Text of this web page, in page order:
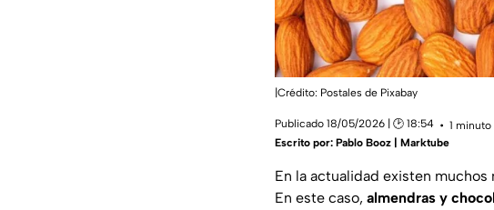
|Crédito: Postales de Pixabay
Publicado 18/05/2026 | 🕑 18:54
1
Escrito por: Pablo Booz | Marktube
En la actualidad existen
En este caso, almendras y